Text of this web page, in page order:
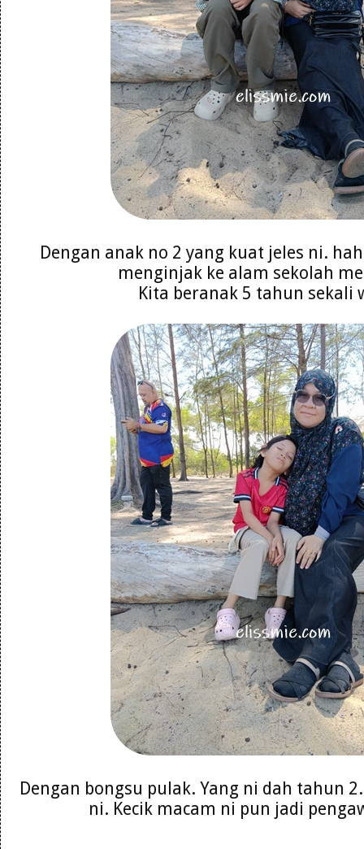
Dengan anak no 2 yang kuat jeles ni.
menginjak ke alam sekolah
Kita beranak 5 tahun sekali
Dengan bongsu pulak. Yang ni dah tahun
ni. Kecik macam ni pun jadi